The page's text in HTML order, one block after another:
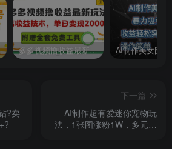
板块基础讲解03
板块基础讲解
件安装使用教程
和详… 多多视频撸收益最新玩法，高收益技术，单日变现2000+，附赠全套技术资料
?卖
下一篇
AI制作超有爱迷你宠物玩
法，1张图涨粉1W，多元化